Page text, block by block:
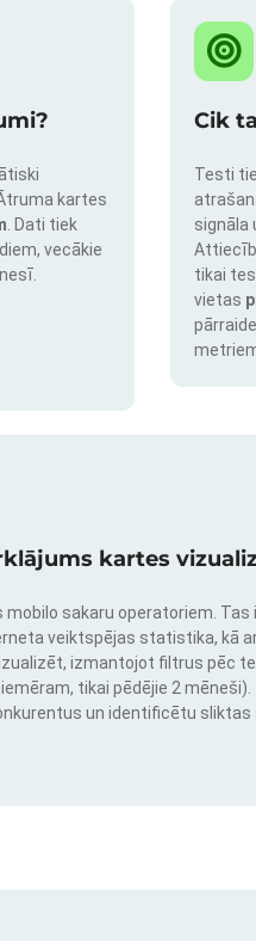
kartes
. Dati tiek
vecākie
Cik
Testi
signāla
tikai
vietas
kartes
sakaru operatoriem.
veiktspējas statistika, kā
izmantojot filtrus pēc
tikai pēdējie 2
un identificētu sliktas